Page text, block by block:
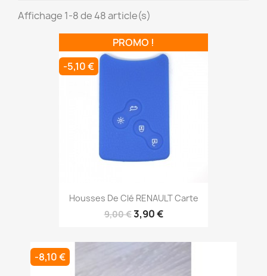
Affichage 1-8 de 48 article(s)
Housses De Clé RENAULT Carte
9,00 €3,90 €
PROMO !
-5,10 €
-8,10 €